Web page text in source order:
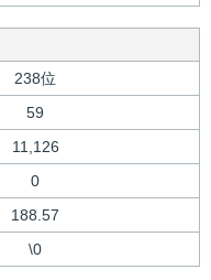
238位
59
11,126
0
188.57
\0